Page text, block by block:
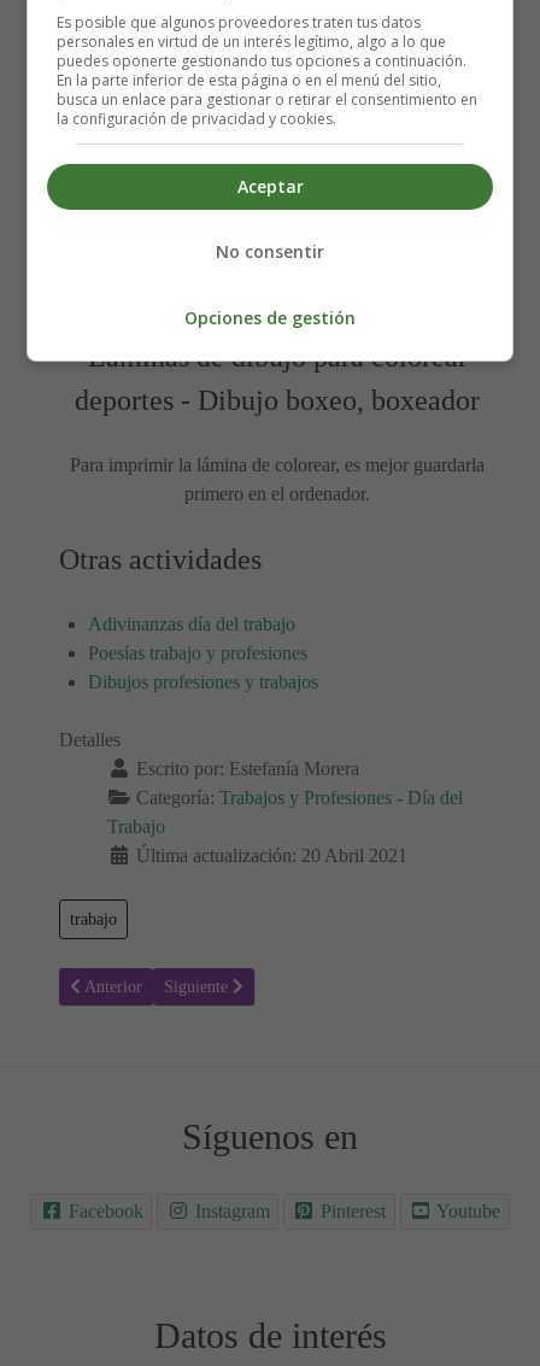
Recursos educativos -
Láminas de dibujo para colorear
deportes - Dibujo boxeo, boxeador
Para imprimir la lámina de colorear, es mejor guardarla
primero en el ordenador.
Otras actividades
Adivinanzas día del trabajo
Poesías trabajo y profesiones
Dibujos profesiones y trabajos
Detalles
Escrito por: Estefanía Morera
Categoría: Trabajos y Profesiones - Día del
Trabajo
Última actualización: 20 Abril 2021
trabajo
Artículo anterior: Colorear patinadora - Deportes
Anterior Artículo siguiente: Colorear ciclista - Deportes
Siguiente
Síguenos en
Facebook Instagram Pinterest Youtube
Datos de interés
Es posible que algunos proveedores traten tus datos
personales en virtud de un interés legítimo, algo a lo que
puedes oponerte gestionando tus opciones a continuación.
En la parte inferior de esta página o en el menú del sitio,
busca un enlace para gestionar o retirar el consentimiento en
la configuración de privacidad y cookies.
Aceptar
No consentir
Opciones de gestión